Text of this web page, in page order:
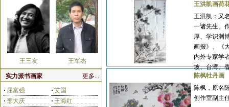
王三友 王军杰
更多...
实力派书画家
· 屈富强 · 艾国
· 李大庆 · 王海红
王洪凯画荷
王洪凯：又
一诸先生。
厚、学识渊
画报》、《
内外专家学
坡、台湾、
陈枫牡丹画
陈枫，原名
创作室副主